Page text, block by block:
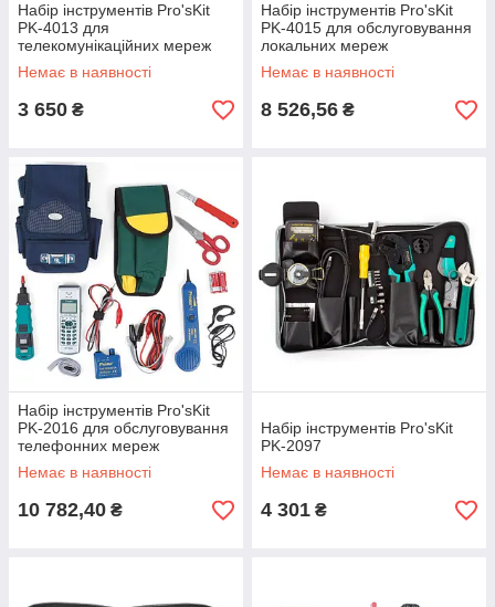
Набір інструментів Pro'sKit
PK-4013 для
телекомунікаційних мереж
Немає в наявності
3 650 ₴
Набір інструментів Pro'sKit
PK-4015 для обслуговування
локальних мереж
Немає в наявності
8 526,56 ₴
Набір інструментів Pro'sKit
PK-2016 для обслуговування
телефонних мереж
Немає в наявності
10 782,40 ₴
Набір інструментів Pro'sKit
PK-2097
Немає в наявності
4 301 ₴